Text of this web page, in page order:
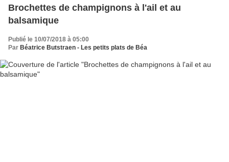
Brochettes de champignons à l'ail et au
balsamique
Publié le 10/07/2018 à 05:00
Par Béatrice Butstraen - Les petits plats de Béa